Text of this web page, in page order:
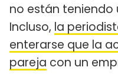
no están teniendo
Incluso, la
enterarse que la
pareja con un